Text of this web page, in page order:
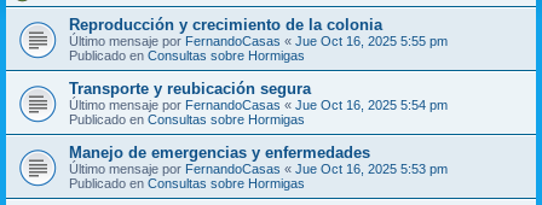
Reproducción y crecimiento de la colonia
Último mensaje por FernandoCasas « Jue Oct 16, 2025 5:55 pm
Publicado en Consultas sobre Hormigas
Transporte y reubicación segura
Último mensaje por FernandoCasas « Jue Oct 16, 2025 5:54 pm
Publicado en Consultas sobre Hormigas
Manejo de emergencias y enfermedades
Último mensaje por FernandoCasas « Jue Oct 16, 2025 5:53 pm
Publicado en Consultas sobre Hormigas